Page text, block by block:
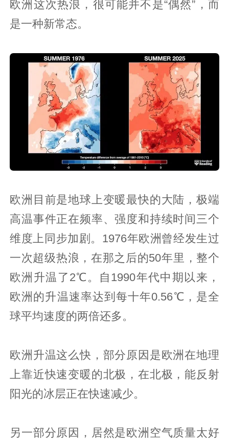
欧洲这次热浪，很可能并不是“偶然”，而
是一种新常态。
欧洲目前是地球上变暖最快的大陆，极端
高温事件正在频率、强度和持续时间三个
维度上同步加剧。1976年欧洲曾经发生过
一次超级热浪，在那之后的50年里，整个
欧洲升温了2℃。自1990年代中期以来，
欧洲的升温速率达到每十年0.56℃，是全
球平均速度的两倍还多。
欧洲升温这么快，部分原因是欧洲在地理
上靠近快速变暖的北极，在北极，能反射
阳光的冰层正在快速减少。
另一部分原因，居然是欧洲空气质量太好